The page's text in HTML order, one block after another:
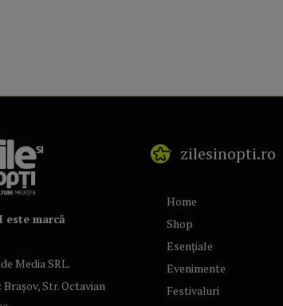
este marcă
Media SRL.
: Brașov, Str. Octavian
zilesinopti.ro
Home
Shop
Esențiale
Evenimente
Festivaluri